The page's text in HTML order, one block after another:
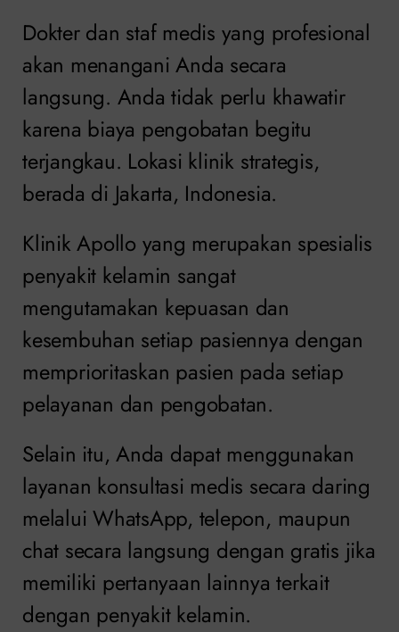
Dokter dan staf medis yang profesional
akan menangani Anda secara
langsung. Anda tidak perlu khawatir
karena biaya pengobatan begitu
terjangkau. Lokasi klinik strategis,
berada di Jakarta, Indonesia.
Klinik Apollo yang merupakan spesialis
penyakit kelamin sangat
mengutamakan kepuasan dan
kesembuhan setiap pasiennya dengan
memprioritaskan pasien pada setiap
pelayanan dan pengobatan.
Selain itu, Anda dapat menggunakan
layanan konsultasi medis secara daring
melalui WhatsApp, telepon, maupun
chat secara langsung dengan gratis jika
memiliki pertanyaan lainnya terkait
dengan penyakit kelamin.